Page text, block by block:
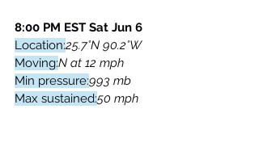
8:00 PM EST Sat Jun 6
Location:25.7°N 90.2°W
Moving:N at 12 mph
Min pressure:993 mb
Max sustained:50 mph